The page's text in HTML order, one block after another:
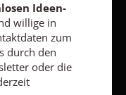
online kündigen
Ideen-
willige in
zum
durch den
oder die